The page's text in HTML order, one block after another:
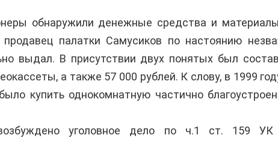
обнаружили денежные средства и
продавец палатки Самусиков по настоянию
выдал. В присутствии двух понятых был
а также 57 000 рублей. К слову, в 1999
купить однокомнатную частично
уголовное дело по ч.1 ст. 159